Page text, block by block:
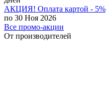
АКЦИЯ! Оплата картой - 5%
по 30 Ноя 2026
Все промо-акции
От производителей